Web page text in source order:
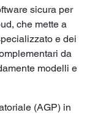
sicura per
che mette a
e dei
da
modelli e
(AGP) in